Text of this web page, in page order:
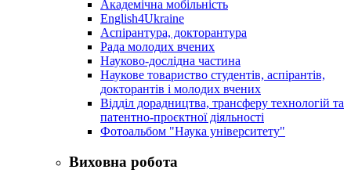
Академічна мобільність
English4Ukraine
Аспірантура, докторантура
Рада молодих вчених
Науково-дослідна частина
Наукове товариство студентів, аспірантів,
докторантів і молодих вчених
Відділ дорадництва, трансферу технологій та
патентно-проєктної діяльності
Фотоальбом "Наука університету"
Виховна робота